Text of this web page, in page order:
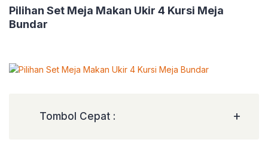
Bundar
Pilihan Set Meja Makan Ukir 4 Kursi Meja
Bundar
Tombol Cepat : +